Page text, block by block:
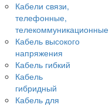
Кабели связи,
телефонные,
телекоммуникационные
Кабель высокого
напряжения
Кабель гибкий
Кабель
гибридный
Кабель для